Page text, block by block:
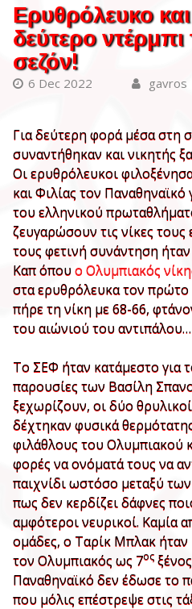
Ερυθρόλευκο
δεύτερο ντέρμπι
σεζόν!
6 Dec 2022 gavros
Για δεύτερη φορά μέσα στη
συναντήθηκαν και νικητής
Οι ερυθρόλευκοι
και Φιλίας τον Παναθηναϊκό
του ελληνικού
ζευγαρώσουν τις νίκες
τους φετινή συνάντηση
Καπ όπουο Ολυμπιακός
στα ερυθρόλευκα τον πρώτο
πήρε τη νίκη με 68-66,
του αιώνιού του αντιπάλου…
Το ΣΕΦ ήταν κατάμεστο για
παρουσίες των Βασίλη
ξεχωρίζουν, οι δύο
δέχτηκαν φυσικά
φιλάθλους του Ολυμπιακού
φορές να ονόματά τους να
παιχνίδι ωστόσο μεταξύ
πως δεν κερδίζει δάφνες
αμφότεροι νευρικοί. Καμία
ομάδες, ο Ταρίκ Μπλακ ήταν
τον Ολυμπιακός ως 7ος
Παναθηναϊκό δεν έδωσε το
που μόλις επέστρεψε στις